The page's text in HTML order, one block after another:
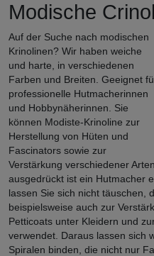
Modische
Auf der Suche nach modischen
Krinolinen? Wir haben weiche
und harte, in verschiedenen
Farben und Breiten. Geeignet
professionelle Hutmacherinnen
und Hobbynäherinnen. Sie
können Modiste-Krinoline zur
Herstellung von Hüten und
Fascinators sowie zur
Verstärkung verschiedener
ausgedrückt ist ein Hutmacher
lassen Sie sich nicht täuschen,
beispielsweise auch zur
Petticoats unter Kleidern und
verwendet. Daraus lassen sich
Spiralen binden, die nicht nur